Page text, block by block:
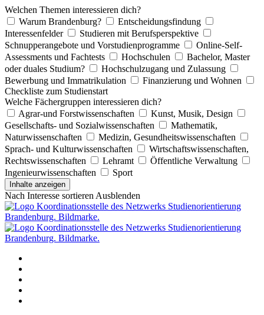
Welchen Themen interessieren dich?
Warum Brandenburg?
Entscheidungsfindung
Interessenfelder
Studieren mit Berufsperspektive
Schnupperangebote und Vorstudienprogramme
Online-Self-
Assessments und Fachtests
Hochschulen
Bachelor, Master
oder duales Studium?
Hochschulzugang und Zulassung
Bewerbung und Immatrikulation
Finanzierung und Wohnen
Checkliste zum Studienstart
Welche Fächergruppen interessieren dich?
Agrar-und Forstwissenschaften
Kunst, Musik, Design
Gesellschafts- und Sozialwissenschaften
Mathematik,
Naturwissenschaften
Medizin, Gesundheitswissenschaften
Sprach- und Kulturwissenschaften
Wirtschaftswissenschaften,
Rechtswissenschaften
Lehramt
Öffentliche Verwaltung
Ingenieurwissenschaften
Sport
Inhalte anzeigen
Nach Interesse sortieren Ausblenden